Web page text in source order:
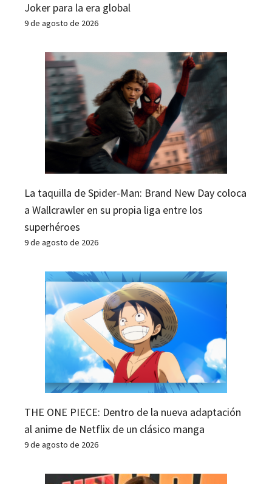
Joker para la era global
9 de agosto de 2026
La taquilla de Spider-Man: Brand New Day coloca
a Wallcrawler en su propia liga entre los
superhéroes
9 de agosto de 2026
THE ONE PIECE: Dentro de la nueva adaptación
al anime de Netflix de un clásico manga
9 de agosto de 2026